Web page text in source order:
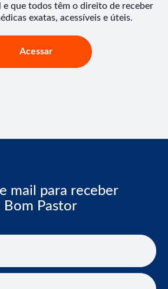
que todos têm o direito de receber
exatas, acessíveis e úteis.
Acessar
mail para receber
Bom Pastor